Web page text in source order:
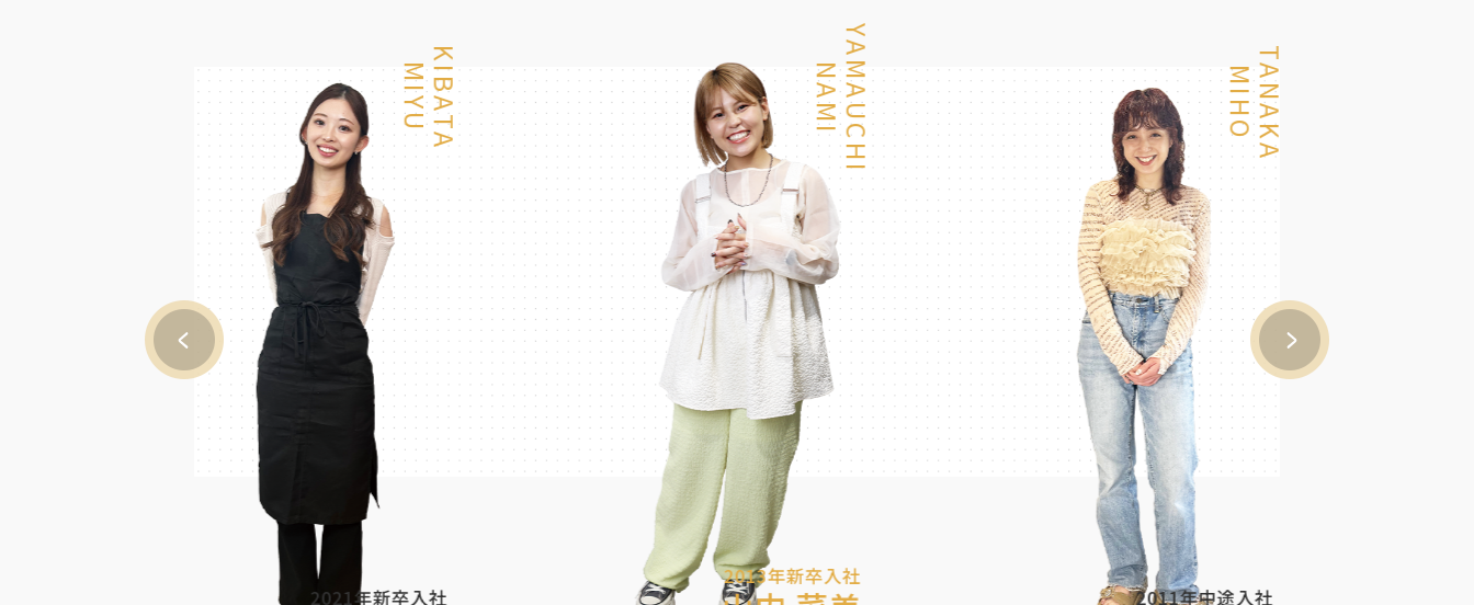
2021年新卒入社
KIBATA
MIYU
2013年新卒入社
YAMAUCHI
NAMI
2011年中途入社
TANAKA
MIHO